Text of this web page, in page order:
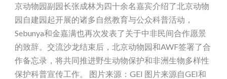
京动物园副园长张成林为四十余名嘉宾介绍了北京动物
园自建园起开展的诸多自然教育与公众科普活动，
Sebunya和金嘉满也再次发表了关于中非民间合作愿景
的致辞。交流沙龙结束后，北京动物园和AWF签署了合
作备忘录，将共同推进野生动物保护和非洲生物多样性
保护科普宣传工作。 图片来源：GEI 图片来源自GEI和